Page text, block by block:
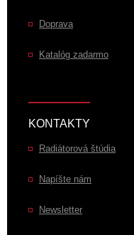
Doprava
Katalóg zadarmo
KONTAKTY
Radiátorová štúdia
Napíšte nám
Newsletter